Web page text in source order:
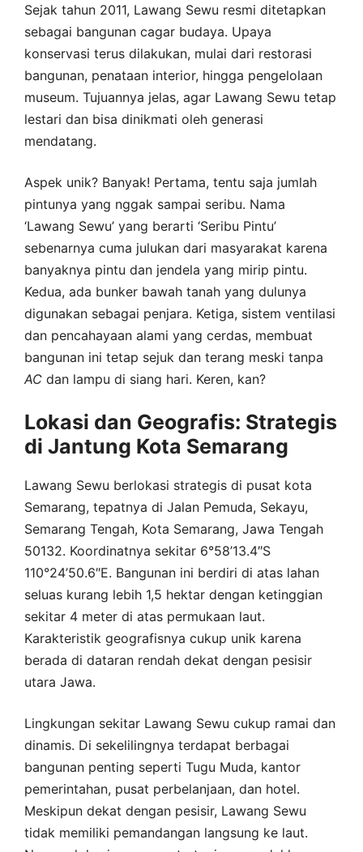
Sejak tahun 2011, Lawang Sewu resmi ditetapkan
sebagai bangunan cagar budaya. Upaya
konservasi terus dilakukan, mulai dari restorasi
bangunan, penataan interior, hingga pengelolaan
museum. Tujuannya jelas, agar Lawang Sewu tetap
lestari dan bisa dinikmati oleh generasi
mendatang.
Aspek unik? Banyak! Pertama, tentu saja jumlah
pintunya yang nggak sampai seribu. Nama
‘Lawang Sewu’ yang berarti ‘Seribu Pintu’
sebenarnya cuma julukan dari masyarakat karena
banyaknya pintu dan jendela yang mirip pintu.
Kedua, ada bunker bawah tanah yang dulunya
digunakan sebagai penjara. Ketiga, sistem ventilasi
dan pencahayaan alami yang cerdas, membuat
bangunan ini tetap sejuk dan terang meski tanpa
AC dan lampu di siang hari. Keren, kan?
Lokasi dan Geografis: Strategis
di Jantung Kota Semarang
Lawang Sewu berlokasi strategis di pusat kota
Semarang, tepatnya di Jalan Pemuda, Sekayu,
Semarang Tengah, Kota Semarang, Jawa Tengah
50132. Koordinatnya sekitar 6°58’13.4″S
110°24’50.6″E. Bangunan ini berdiri di atas lahan
seluas kurang lebih 1,5 hektar dengan ketinggian
sekitar 4 meter di atas permukaan laut.
Karakteristik geografisnya cukup unik karena
berada di dataran rendah dekat dengan pesisir
utara Jawa.
Lingkungan sekitar Lawang Sewu cukup ramai dan
dinamis. Di sekelilingnya terdapat berbagai
bangunan penting seperti Tugu Muda, kantor
pemerintahan, pusat perbelanjaan, dan hotel.
Meskipun dekat dengan pesisir, Lawang Sewu
tidak memiliki pemandangan langsung ke laut.